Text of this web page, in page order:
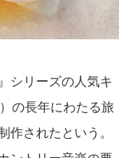
シリーズの人気キ
の長年にわたる旅
作されたという。